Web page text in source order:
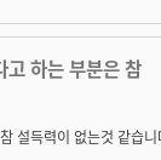
고 하는 부분은 참
설득력이 없는것 같습니